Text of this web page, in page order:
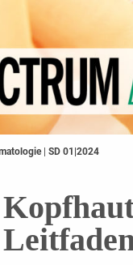
| SD 01|2024